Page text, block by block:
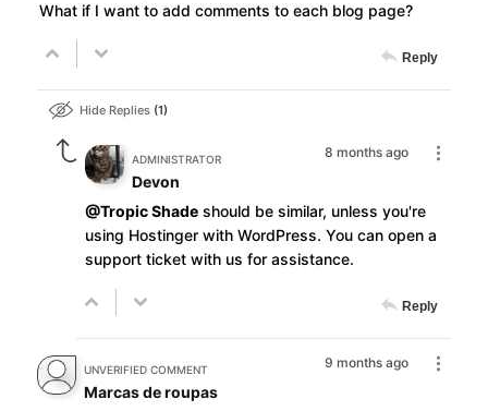
What if I want to add comments to each blog page?
Reply
Hide Replies 1
8 months ago
ADMINISTRATOR
Devon
@Tropic Shade should be similar, unless you're
using Hostinger with WordPress. You can open a
support ticket with us for assistance.
Reply
9 months ago
UNVERIFIED COMMENT
Marcas de roupas